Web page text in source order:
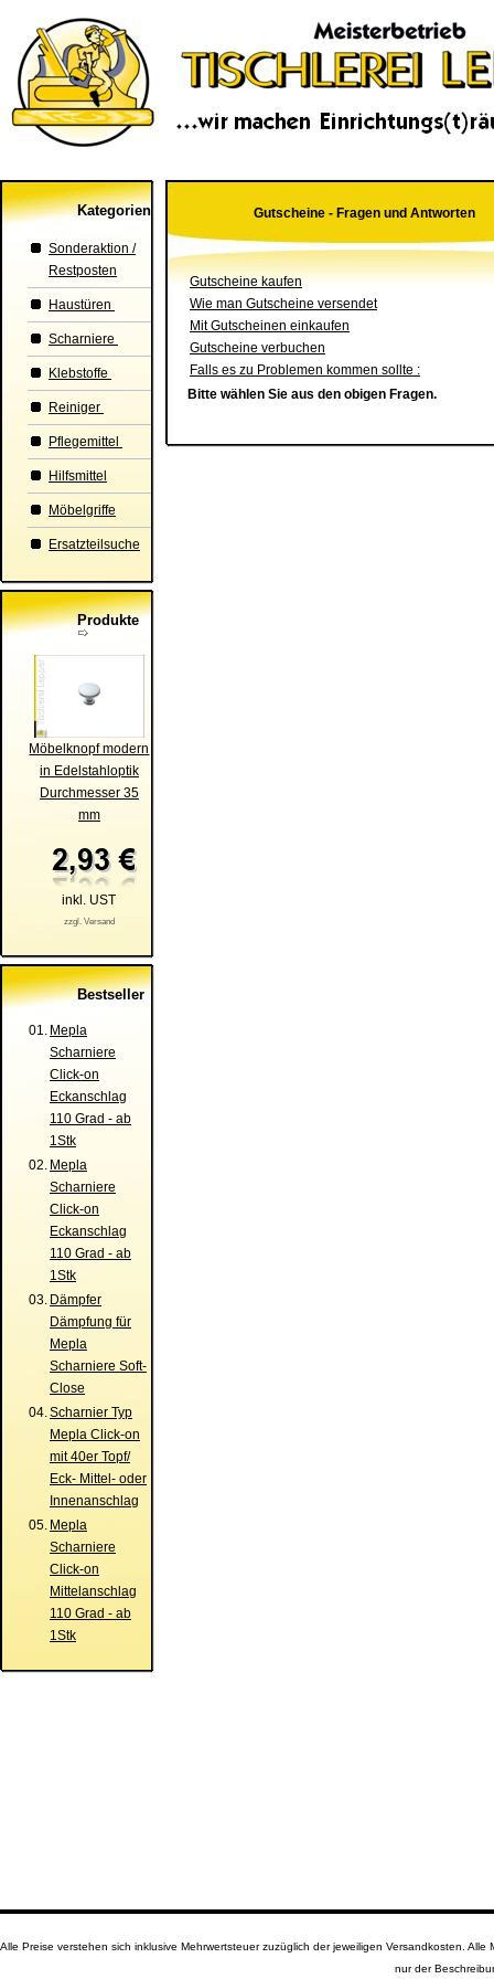
Kategorien
Sonderaktion /
Restposten
Haustüren
Scharniere
Klebstoffe
Reiniger
Pflegemittel
Hilfsmittel
Möbelgriffe
Ersatzteilsuche
Produkte
Möbelknopf modern
in Edelstahloptik
Durchmesser 35
mm
inkl. UST
zzgl. Versand
Bestseller
01. Mepla
Scharniere
Click-on
Eckanschlag
110 Grad - ab
1Stk
02. Mepla
Scharniere
Click-on
Eckanschlag
110 Grad - ab
1Stk
03. Dämpfer
Dämpfung für
Mepla
Scharniere Soft-
Close
04.Scharnier Typ
Mepla Click-on
mit 40er Topf/
Eck- Mittel- oder
Innenanschlag
05. Mepla
Scharniere
Click-on
Mittelanschlag
110 Grad - ab
1Stk
Gutscheine - Fragen und Antworten
Gutscheine kaufen
Wie man Gutscheine versendet
Mit Gutscheinen einkaufen
Gutscheine verbuchen
Falls es zu Problemen kommen sollte :
Bitte wählen Sie aus den obigen Fragen.
Alle Preise verstehen sich inklusive Mehrwertsteuer zuzüglich der jeweiligen Versandkosten.
nur der